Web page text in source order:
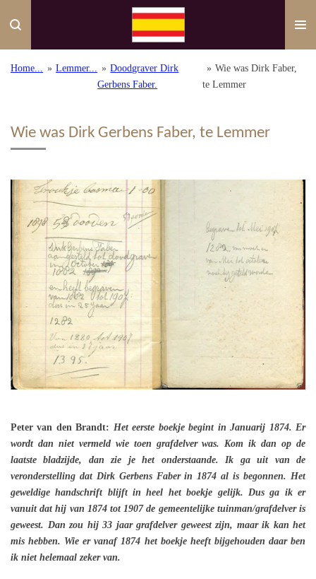
direct
de
Home... » Lemmer... » Doodgraver Dirk
Gerbens Faber.
» Wie was Dirk Faber,
te Lemmer
Wie was Dirk Gerbens Faber, te Lemmer
Peter van den Brandt: Het eerste boekje begint in Januarij 1874. Er
wordt dan niet vermeld wie toen grafdelver was. Kom ik dan op de
laatste bladzijde, dan zie je het onderstaande. Ik ga uit van de
veronderstelling dat Dirk Gerbens Faber in 1874 al is begonnen. Het
geweldige handschrift blijft in heel het boekje gelijk. Dus ga ik er
vanuit dat hij van 1874 tot 1907 de gemeentelijke tuinman/grafdelver is
geweest. Dan zou hij 33 jaar grafdelver geweest zijn, maar ik kan het
mis hebben. Wie er vanaf 1874 het boekje heeft bijgehouden daar ben
ik niet helemaal zeker van.